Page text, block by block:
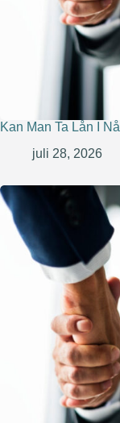
Kan Man Ta Lån I
juli 28, 2026